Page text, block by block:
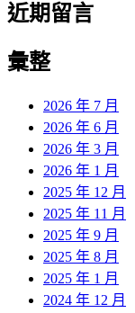
近期留言
彙整
2026 年 7 月
2026 年 6 月
2026 年 3 月
2026 年 1 月
2025 年 12 月
2025 年 11 月
2025 年 9 月
2025 年 8 月
2025 年 1 月
2024 年 12 月